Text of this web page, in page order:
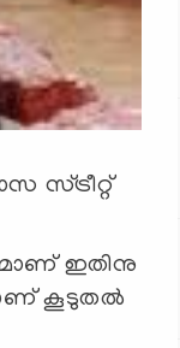
സ്ട്രീറ്റ്
ഇതിനു
കൂടുതല്‍